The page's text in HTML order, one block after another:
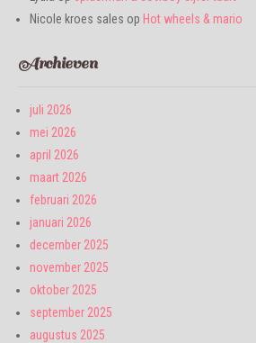
Nicole kroes sales op Hot wheels & mario
Archieven
juli 2026
mei 2026
april 2026
maart 2026
februari 2026
januari 2026
december 2025
november 2025
oktober 2025
september 2025
augustus 2025